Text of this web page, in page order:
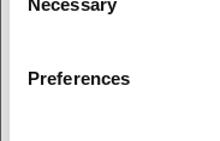
Selection
Necessary
Preferences
materialval.